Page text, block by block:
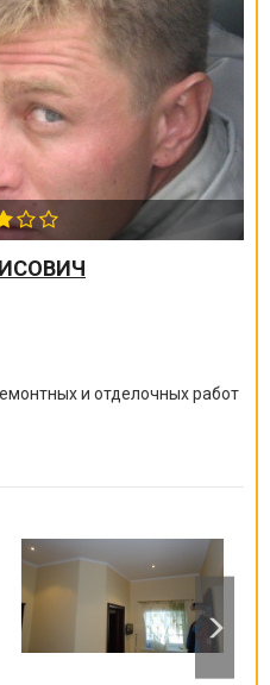
и отделочных работ